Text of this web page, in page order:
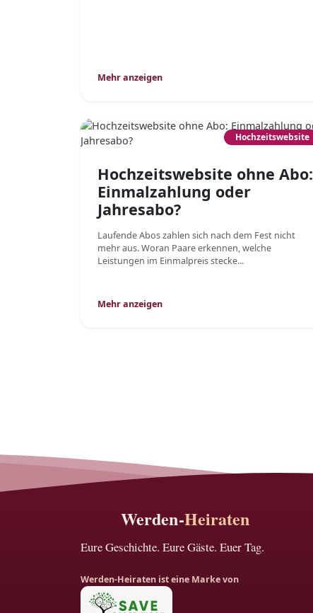
Mehr anzeigen
Hochzeitswebsite
Hochzeitswebsite ohne Abo:
Einmalzahlung oder
Jahresabo?
Laufende Abos zahlen sich nach dem Fest nicht
mehr aus. Woran Paare erkennen, welche
Leistungen im Einmalpreis stecke...
Mehr anzeigen
Werden-Heiraten
Eure Geschichte. Eure Gäste. Euer Tag.
Werden-Heiraten ist eine Marke von